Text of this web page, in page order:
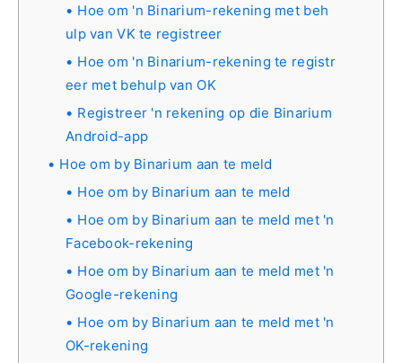
Hoe om 'n Binarium-rekening met beh
ulp van VK te registreer
Hoe om 'n Binarium-rekening te registr
eer met behulp van OK
Registreer 'n rekening op die Binarium
Android-app
Hoe om by Binarium aan te meld
Hoe om by Binarium aan te meld
Hoe om by Binarium aan te meld met 'n
Facebook-rekening
Hoe om by Binarium aan te meld met 'n
Google-rekening
Hoe om by Binarium aan te meld met 'n
OK-rekening